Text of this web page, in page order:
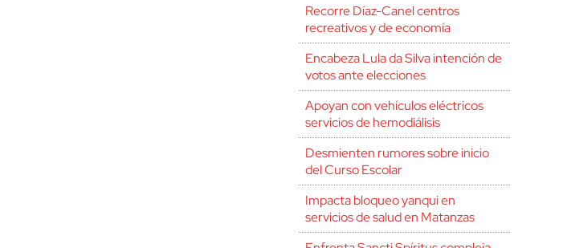
Recorre Díaz-Canel centros
recreativos y de economía
Encabeza Lula da Silva intención de
votos ante elecciones
Apoyan con vehículos eléctricos
servicios de hemodiálisis
Desmienten rumores sobre inicio
del Curso Escolar
Impacta bloqueo yanqui en
servicios de salud en Matanzas